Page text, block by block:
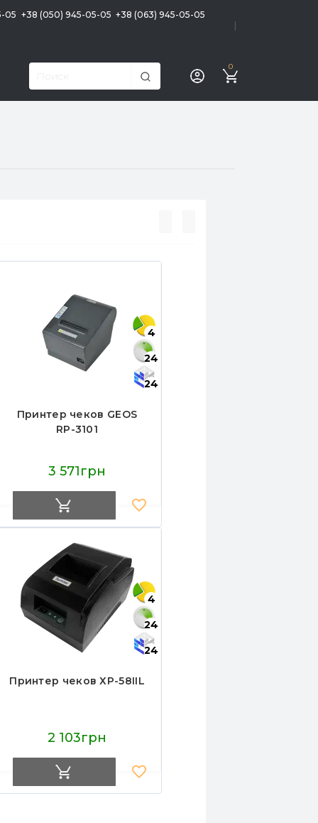
05 +38 (050) 945-05-05 +38 (063) 945-05-05
0
4
24
24
Принтер чеков GEOS
RP-3101
3 571грн
4
24
24
Принтер чеков ХР-58IIL
2 103грн